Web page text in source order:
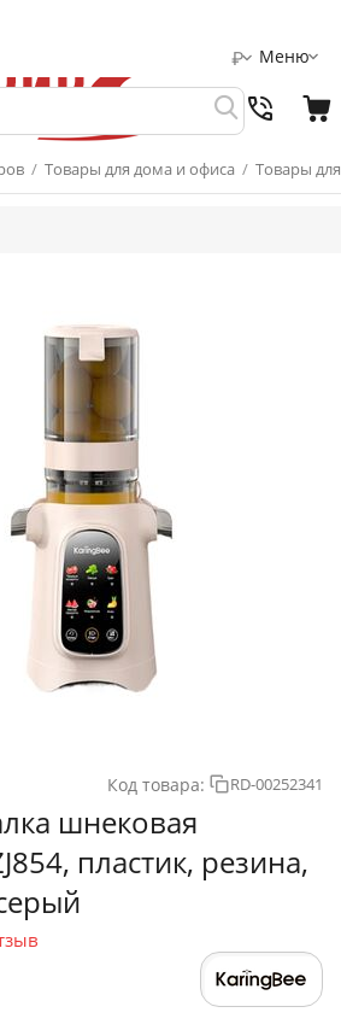
Меню
₽
/ Товары для дома и офиса / Товары
Код товара: RD-00252341
шнековая
пластик, резина,